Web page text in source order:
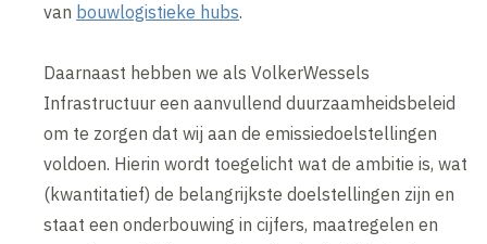
van bouwlogistieke hubs.
Daarnaast hebben we als VolkerWessels
Infrastructuur een aanvullend duurzaamheidsbeleid
om te zorgen dat wij aan de emissiedoelstellingen
voldoen. Hierin wordt toegelicht wat de ambitie is, wat
(kwantitatief) de belangrijkste doelstellingen zijn en
staat een onderbouwing in cijfers, maatregelen en